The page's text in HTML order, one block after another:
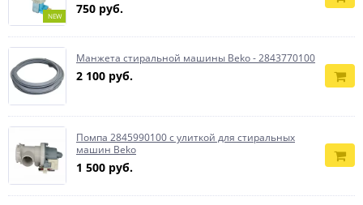
NEW 750 руб.
Манжета стиральной машины Beko - 2843770100
2 100 руб.
Помпа 2845990100 с улиткой для стиральных
машин Beko
1 500 руб.